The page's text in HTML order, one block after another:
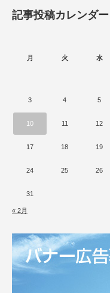
記事投稿カレンダー
月 火 水
3 4 5
10 11 12
17 18 19
24 25 26
31
« 2月